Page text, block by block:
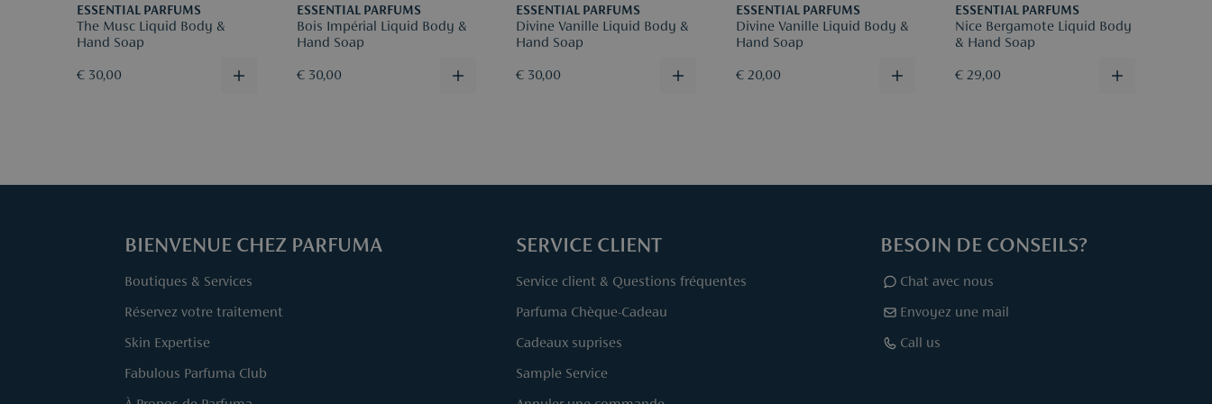
ESSENTIAL PARFUMS
The Musc Liquid Body &
Hand Soap
€ 30,00
ESSENTIAL PARFUMS
Bois Impérial Liquid Body &
Hand Soap
€ 30,00
ESSENTIAL PARFUMS
Divine Vanille Liquid Body &
Hand Soap
€ 30,00
ESSENTIAL PARFUMS
Divine Vanille Liquid Body &
Hand Soap
€ 20,00
ESSENTIAL PARFUMS
Nice Bergamote Liquid Body
& Hand Soap
€ 29,00
BIENVENUE CHEZ PARFUMA
Boutiques & Services
Réservez votre traitement
Skin Expertise
Fabulous Parfuma Club
SERVICE CLIENT
Service client & Questions fréquentes
Parfuma Chèque-Cadeau
Cadeaux suprises
Sample Service
BESOIN DE CONSEILS?
Chat avec nous
Envoyez une mail
Call us